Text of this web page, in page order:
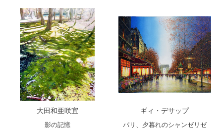
大田和亜咲宜
影の記憶
ギィ・デサップ
パリ、夕暮れのシャンゼリゼ